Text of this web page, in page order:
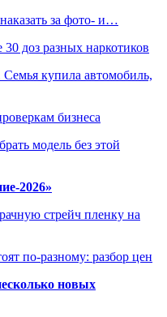
за фото- и…
доз разных наркотиков
купила автомобиль,
бизнеса
модель без этой
2026»
стрейч пленку на
по-разному: разбор цен
новых